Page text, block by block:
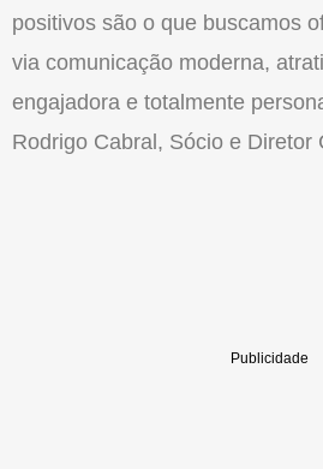
positivos são o que buscamos
via comunicação moderna,
engajadora e totalmente
Rodrigo Cabral, Sócio e Diretor